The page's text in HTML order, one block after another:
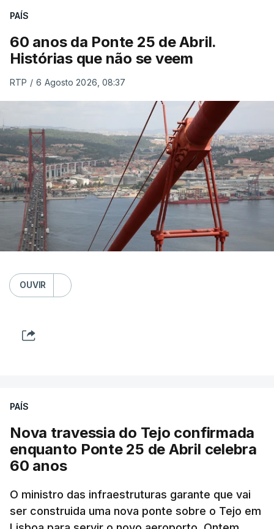
PAÍS
60 anos da Ponte 25 de Abril.
Histórias que não se veem
RTP / 6 Agosto 2026, 08:37
OUVIR
PAÍS
Nova travessia do Tejo confirmada
enquanto Ponte 25 de Abril celebra
60 anos
O ministro das infraestruturas garante que vai
ser construida uma nova ponte sobre o Tejo em